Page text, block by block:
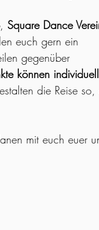
, Square Dance
euch gern ein
gegenüber
können
die Reise so,
mit euch euer